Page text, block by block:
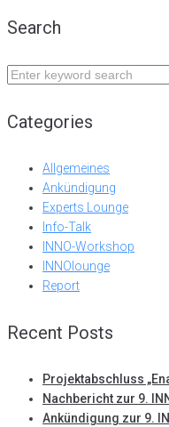
Search
Search
Categories
Allgemeines
Ankündigung
Experts Lounge
Info-Talk
INNO-Workshop
INNOlounge
Report
Recent Posts
Projektabschluss
Nachbericht zur 9.
Ankündigung zur 9.